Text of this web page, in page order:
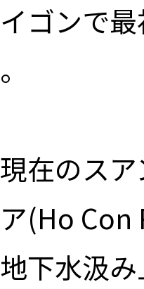
ゴンで
在のスア
(Ho Con
下水汲